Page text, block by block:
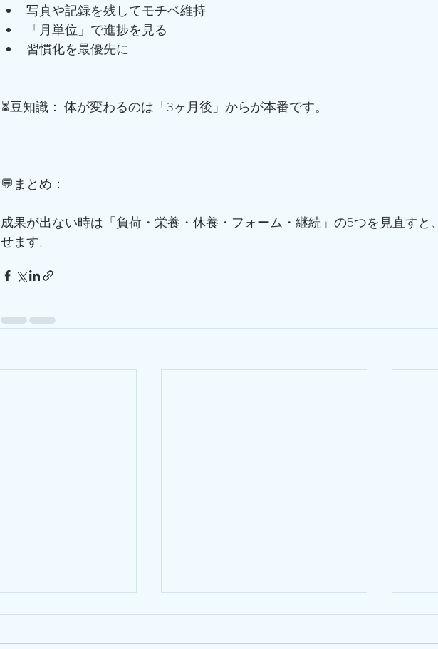
写真や記録を残してモチベ維持
「月単位」で進捗を見る
習慣化を最優先に
⏳豆知識： 体が変わるのは「3ヶ月後」からが本番です。
💬まとめ：
成果が出ない時は「負荷・栄養・休養・フォーム・継続」の5つを見直すと
せます。